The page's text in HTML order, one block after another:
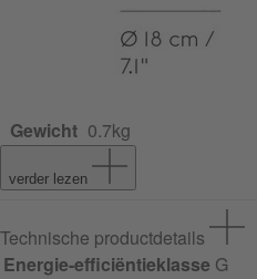
Gewicht 0.7kg
verder lezen
Technische productdetails
Energie-efficiëntieklasse G